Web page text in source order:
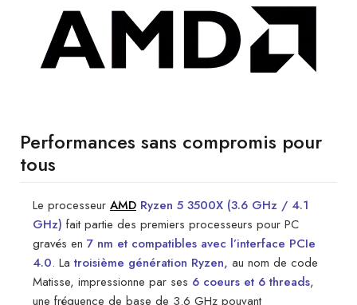
Performances sans compromis pour
tous
Le processeur AMD Ryzen 5 3500X (3.6 GHz / 4.1
GHz) fait partie des premiers processeurs pour PC
gravés en 7 nm et compatibles avec l’interface PCIe
4.0. Latroisième génération Ryzen, au nom de code
Matisse, impressionne par ses 6 coeurs et 6 threads,
une fréquence de base de 3.6 GHz pouvant